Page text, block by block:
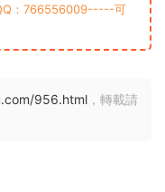
：766556009-----可
956.html ，轉載請